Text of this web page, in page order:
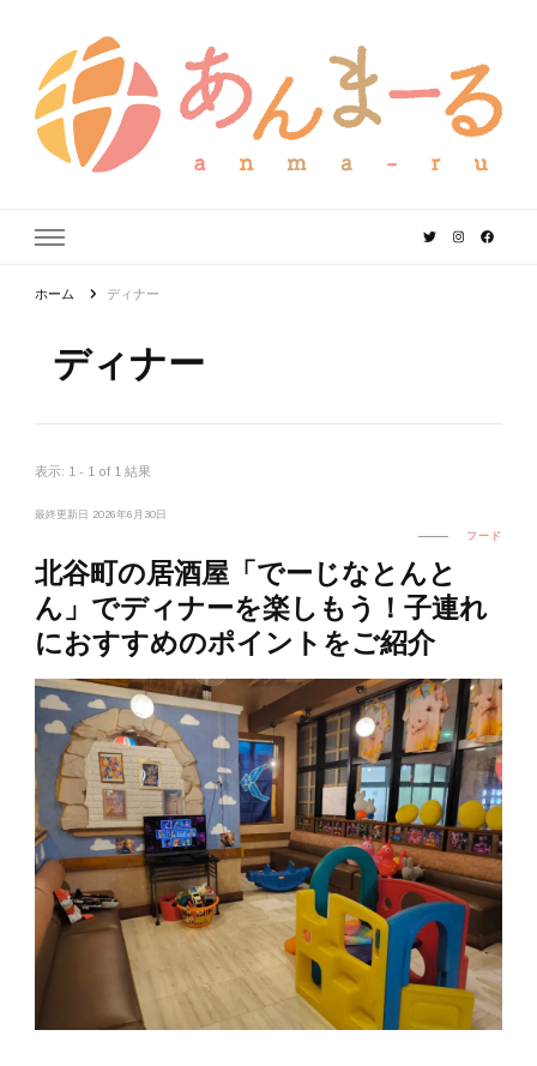
ホーム ディナー
ディナー
表示: 1 - 1 of 1 結果
最終更新日 2026年6月30日
フード
北谷町の居酒屋「でーじなとんと
ん」でディナーを楽しもう！子連れ
におすすめのポイントをご紹介